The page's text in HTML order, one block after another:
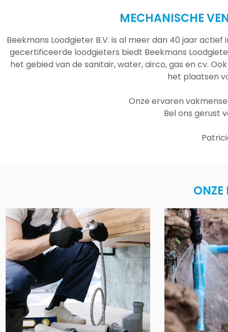
MECHANISCHE
Beekmans Loodgieter B.V. is al meer dan 40 jaar
gecertificeerde loodgieters biedt Beekmans
het gebied van de sanitair, water, airco, gas en cv.
het plaatsen
Onze ervaren
Bel ons gerust
ONZE